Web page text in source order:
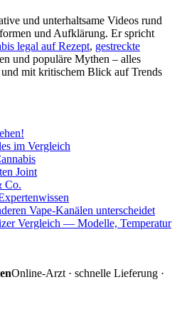
und unterhaltsame Videos rund
und Aufklärung. Er spricht
legal auf Rezept, gestreckte
und populäre Mythen – alles
mit kritischem Blick auf Trends
im Vergleich
Joint
Co.
Vape-Kanälen unterscheidet
Vergleich — Modelle, Temperatur
Online-Arzt · schnelle Lieferung ·